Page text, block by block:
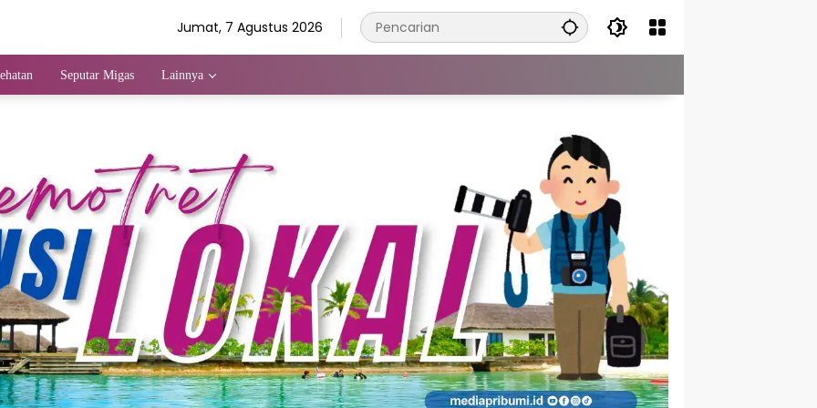
Jumat, 7 Agustus 2026
Seputar Migas Lainnya